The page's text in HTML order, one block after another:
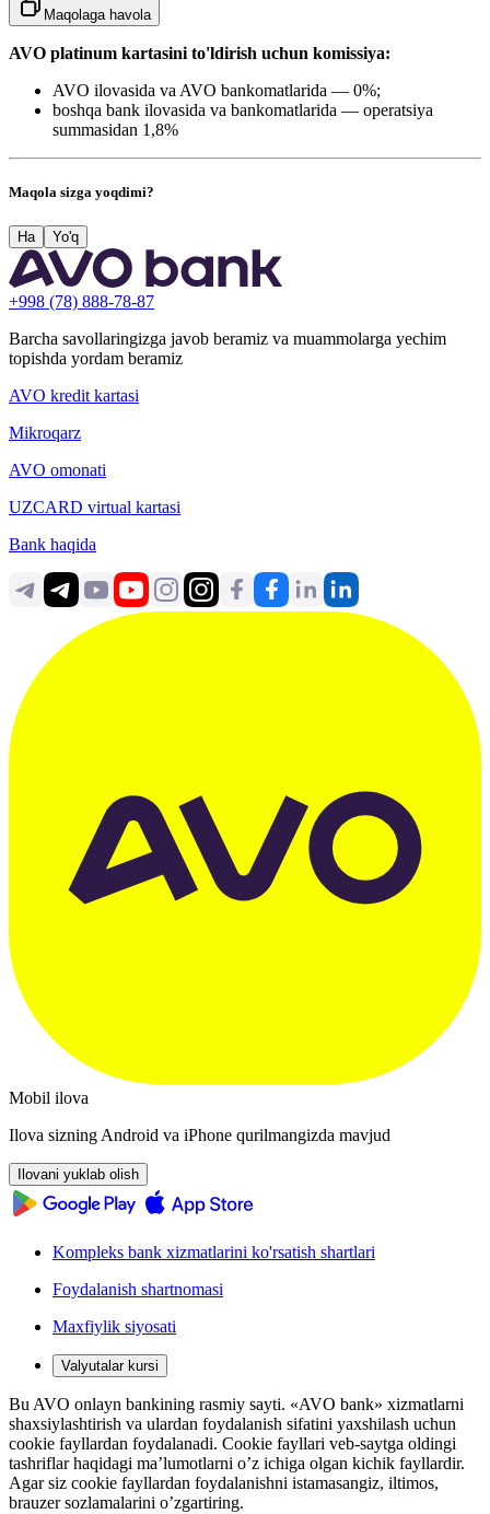
Maqolaga havola
AVO platinum kartasini to'ldirish uchun komissiya:
AVO ilovasida va AVO bankomatlarida — 0%;
boshqa bank ilovasida va bankomatlarida — operatsiya
summasidan 1,8%
Maqola sizga yoqdimi?
Ha Yo'q
+998 (78) 888-78-87
Barcha savollaringizga javob beramiz va muammolarga yechim
topishda yordam beramiz
AVO kredit kartasi
Mikroqarz
AVO omonati
UZCARD virtual kartasi
Bank haqida
Mobil ilova
Ilova sizning Android va iPhone qurilmangizda mavjud
Ilovani yuklab olish
Kompleks bank xizmatlarini ko'rsatish shartlari
Foydalanish shartnomasi
Maxfiylik siyosati
Valyutalar kursi
Bu AVO onlayn bankining rasmiy sayti. «AVO bank» xizmatlarni
shaxsiylashtirish va ulardan foydalanish sifatini yaxshilash uchun
cookie fayllardan foydalanadi. Cookie fayllari veb-saytga oldingi
tashriflar haqidagi ma’lumotlarni o’z ichiga olgan kichik fayllardir.
Agar siz cookie fayllardan foydalanishni istamasangiz, iltimos,
brauzer sozlamalarini o’zgartiring.